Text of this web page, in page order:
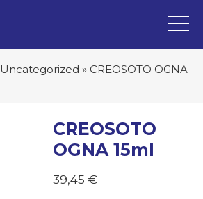
Uncategorized » CREOSOTO OGNA
CREOSOTO
OGNA 15ml
39,45 €